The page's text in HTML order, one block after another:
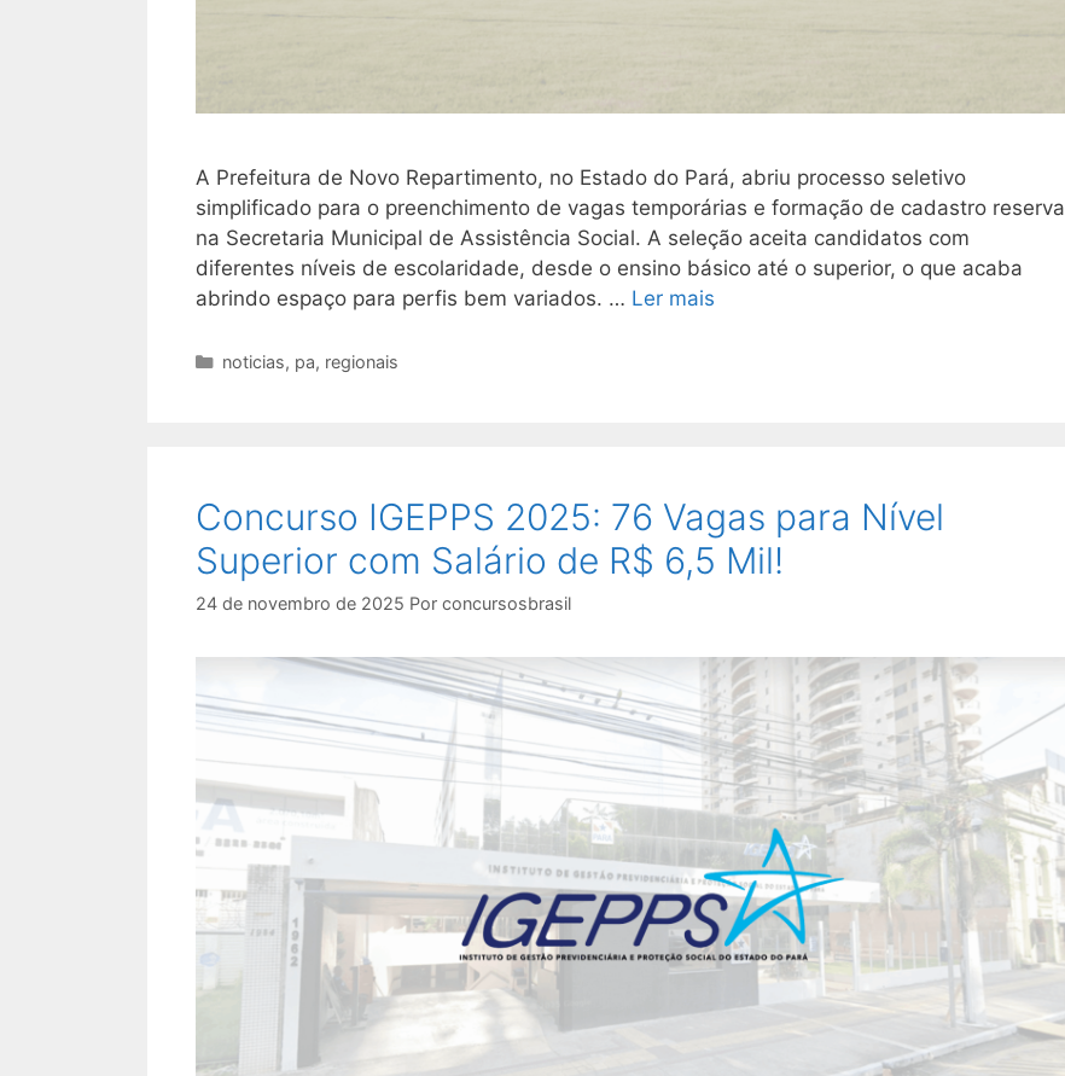
A Prefeitura de Novo Repartimento, no Estado do Pará, abriu processo seletivo
simplificado para o preenchimento de vagas temporárias e formação de cadastro reserva
na Secretaria Municipal de Assistência Social. A seleção aceita candidatos com
diferentes níveis de escolaridade, desde o ensino básico até o superior, o que acaba
abrindo espaço para perfis bem variados. … Ler mais
Categorias
noticias, pa, regionais
Concurso IGEPPS 2025: 76 Vagas para Nível
Superior com Salário de R$ 6,5 Mil!
24 de novembro de 2025 Por concursosbrasil